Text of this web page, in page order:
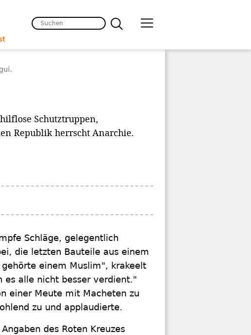
Schutztruppen,
Republik herrscht Anarchie.
Schläge, gelegentlich
die letzten Bauteile aus einem
gehörte einem Muslim", krakeelt
es alle nicht besser verdient."
einer Meute mit Macheten zu
zu und applaudierte.
des Roten Kreuzes